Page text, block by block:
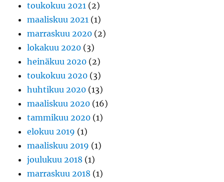
toukokuu 2021 (2)
maaliskuu 2021 (1)
marraskuu 2020 (2)
lokakuu 2020 (3)
heinäkuu 2020 (2)
toukokuu 2020 (3)
huhtikuu 2020 (13)
maaliskuu 2020 (16)
tammikuu 2020 (1)
elokuu 2019 (1)
maaliskuu 2019 (1)
joulukuu 2018 (1)
marraskuu 2018 (1)